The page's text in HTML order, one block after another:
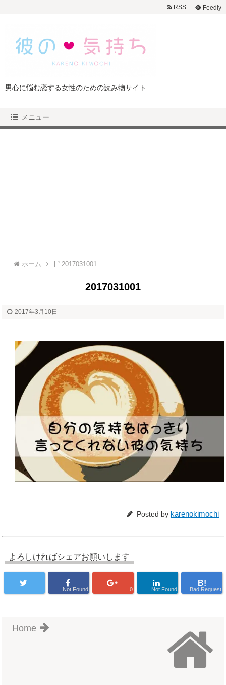
男心に悩む恋する女性のための読み物サイト
メニュー
RSS Feedly
ホーム 2017031001
2017031001
2017年3月10日
Posted by karenokimochi
よろしければシェアお願いします
Not Found 0 Not Found
B!
Bad Request
Home